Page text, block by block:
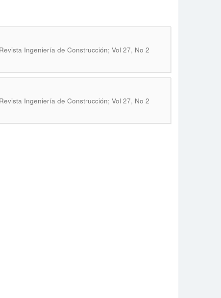
Revista Ingeniería de Construcción; Vol 27, No 2
Revista Ingeniería de Construcción; Vol 27, No 2